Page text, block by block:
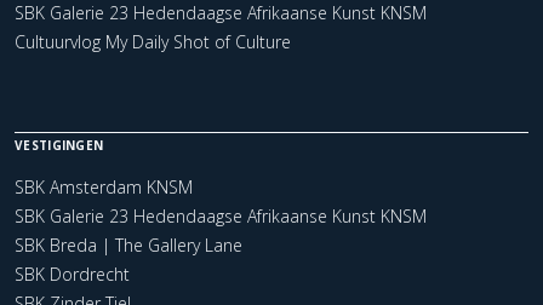
SBK Galerie 23 Hedendaagse Afrikaanse Kunst KNSM
Cultuurvlog My Daily Shot of Culture
VESTIGINGEN
SBK Amsterdam KNSM
SBK Galerie 23 Hedendaagse Afrikaanse Kunst KNSM
SBK Breda | The Gallery Lane
SBK Dordrecht